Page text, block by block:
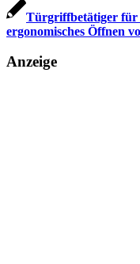
Türgriffbetätiger für
ergonomisches Öffnen
Anzeige